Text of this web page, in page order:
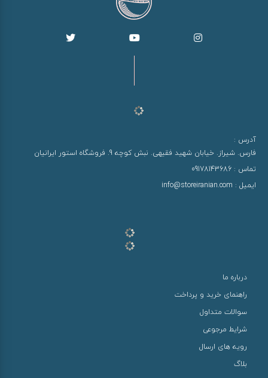
آدرس :
فارس. شیراز. خیابان شهید فقیهی. نبش کوچه 9. فروشگاه استور ایرانیان
تماس : 09178143686
ایمیل : info@storeiranian.com
درباره ما
راهنمای خرید و پرداخت
سوالات متداول
شرایط مرجوعی
رویه های ارسال
بلاگ